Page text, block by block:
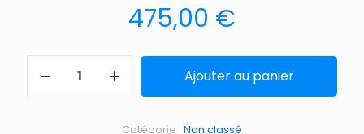
475,00 €
Ajouter au panier
Catégorie : Non classé